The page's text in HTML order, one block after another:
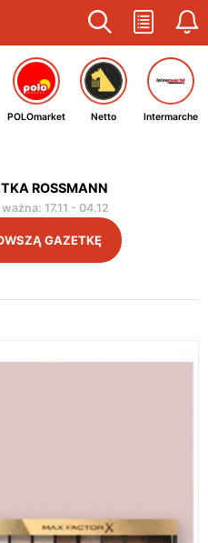
POLOmarket Netto Intermarche
ROSSMANN
: 17.11 - 04.12
GAZETKĘ